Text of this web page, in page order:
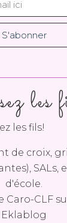
les
de croix,
SALs,
d'école.
Caro-CLF
Eklablog